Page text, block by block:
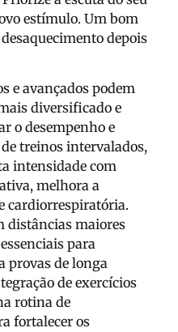
estímulo. Um bom
depois
e avançados podem
diversificado e
o desempenho e
treinos intervalados,
intensidade com
melhora a
cardiorrespiratória.
distâncias maiores
para
provas de longa
de exercícios
rotina de
fortalecer os